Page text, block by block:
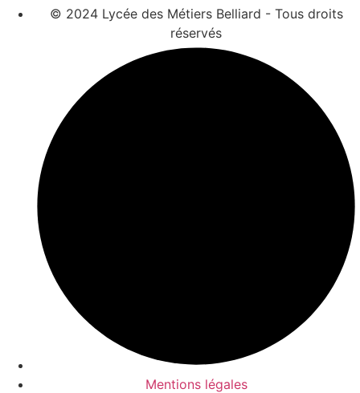
© 2024 Lycée des Métiers Belliard - Tous droits
réservés
Mentions légales